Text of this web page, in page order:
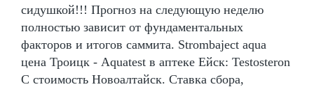
сидушкой!!! Прогноз на следующую неделю
полностью зависит от фундаментальных
факторов и итогов саммита. Strombaject aqua
цена Троицк - Aquatest в аптеке Ейск: Testosteron
C стоимость Новоалтайск. Ставка сбора,